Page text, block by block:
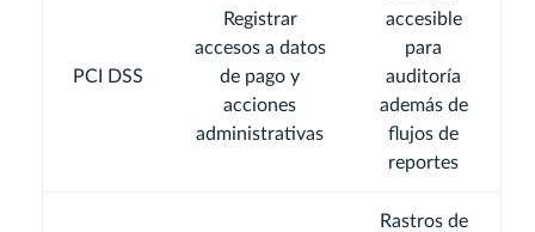
PCI DSS
Registrar
accesos a datos
de pago y
acciones
administrativas
accesible
para
auditoría
además de
flujos de
reportes
Rastros de